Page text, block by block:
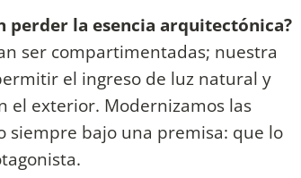
perder la esencia arquitectónica?
ser compartimentadas; nuestra
el ingreso de luz natural y
el exterior. Modernizamos las
siempre bajo una premisa: que lo